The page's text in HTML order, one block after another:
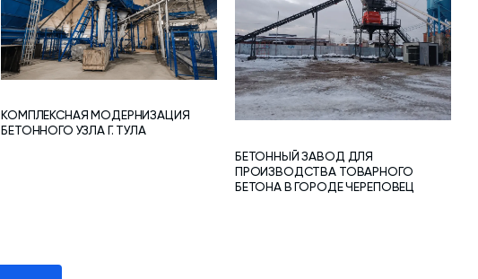
КОМПЛЕКСНАЯ МОДЕРНИЗАЦИЯ
БЕТОННОГО УЗЛА Г. ТУЛА
БЕТОННЫЙ ЗАВОД ДЛЯ
ПРОИЗВОДСТВА ТОВАРНОГО
БЕТОНА В ГОРОДЕ ЧЕРЕПОВЕЦ